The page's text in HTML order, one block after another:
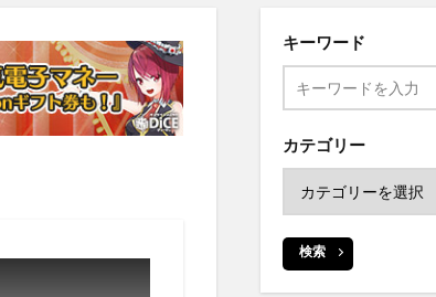
キーワード
カテゴリー
検索